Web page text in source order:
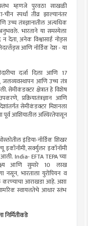
स्तंभ म्हणजे पुरवठा साखळी
स्पर्धा तीव्र झाल्यानंतर
उच्च तंत्रज्ञानातील अत्यधिक
भारताने या समस्येला
देता, अनेक विश्वासार्ह नोड्स
आणि नॉर्डिक देश - या
दर्जा दिला आणि 17
जलव्यवस्थापन आणि उच्च तंत्र
सेमीकंडक्टर क्षेत्रात हे विशेष
प्रक्रियातंत्रज्ञान आणि
सेमीकंडक्टर मिशनला
पूर्व आशियातील अस्थिरतेपासून
इंडिया-नॉर्डिक शिखर
इकॉनॉमी, सर्क्युलर इकॉनॉमी
India- EFTA TEPA च्या
आणि सुमारे 10 लाख
नसून, भारताला युरोपियन व
करण्याचा आराखडा आहे. अशा
स्वायत्ततेचे आधार स्तंभ
निर्मितीकडे